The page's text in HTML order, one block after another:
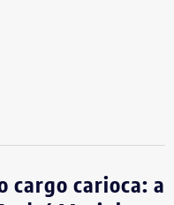
cargo carioca: a